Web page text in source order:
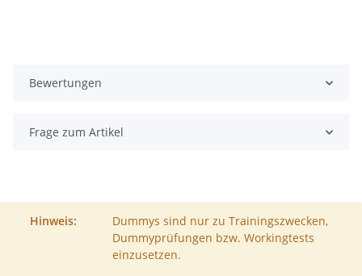
Bewertungen
Frage zum Artikel
Hinweis:
Dummys sind nur zu Trainingszwecken,
Dummyprüfungen bzw. Workingtests
einzusetzen.